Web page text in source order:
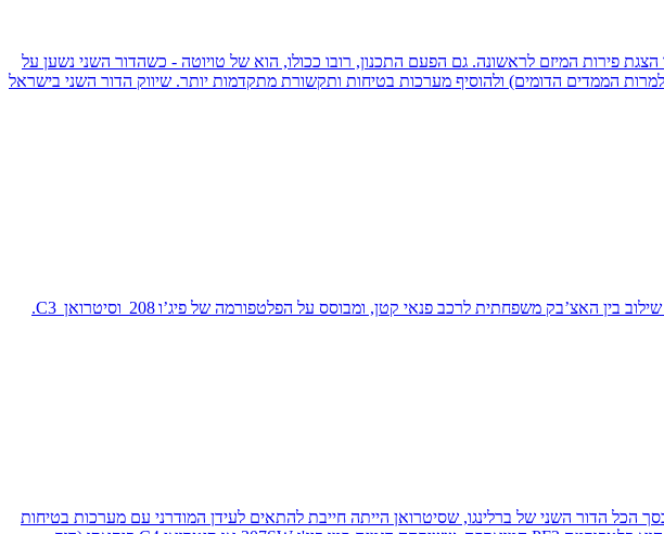
לאחר הצגת פירות המיזם לראשונה. גם הפעם התכנון, רובו ככולו, הוא של טויוטה - כשהדור השני נשען על
הממדים הדומים) ולהוסיף מערכות בטיחות ותקשורת מתקדמות יותר. שיווק הדור השני בישראל
סיטרואן C4 קקטוס הוצג לראשונה בשנת 2014 ונועד לייצג את רוח החדשנות היצירתית של סיטרואן. במבנהו, הקקטוס הוא שילוב בין האצ’בק משפחתית לרכב פנאי קטן, ומבוסס על הפלטפורמה של פיג’ו 208 וסיטרואן C3.
הפופולרית מסוגה, מי שהמציאה את הקטגוריה מחדש באמצע שנות התשעים. הדור שהוצג ב-2008 הוא בסך הכל הדור השני של ברלינגו, שסיטרואן הייתה חייבת להתאים לעידן המודרני עם מערכות בטיחות